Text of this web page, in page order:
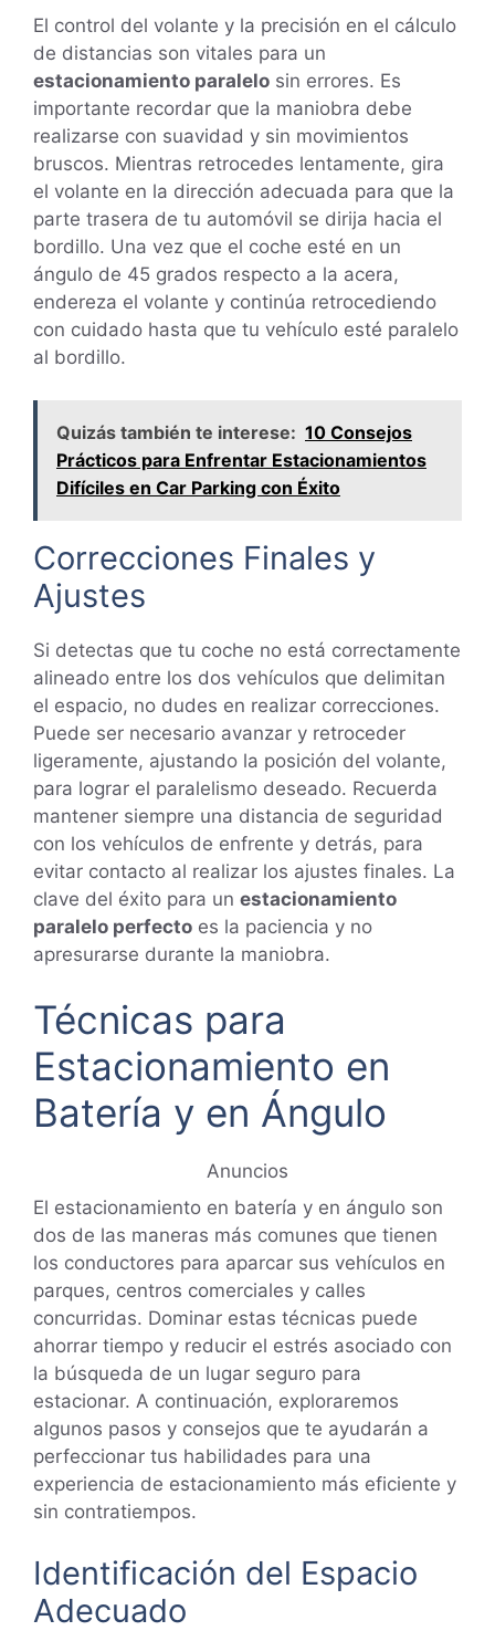
El control del volante y la precisión en el cálculo
de distancias son vitales para un
estacionamiento paralelo sin errores. Es
importante recordar que la maniobra debe
realizarse con suavidad y sin movimientos
bruscos. Mientras retrocedes lentamente, gira
el volante en la dirección adecuada para que la
parte trasera de tu automóvil se dirija hacia el
bordillo. Una vez que el coche esté en un
ángulo de 45 grados respecto a la acera,
endereza el volante y continúa retrocediendo
con cuidado hasta que tu vehículo esté paralelo
al bordillo.
Quizás también te interese: 10 Consejos
Prácticos para Enfrentar Estacionamientos
Difíciles en Car Parking con Éxito
Correcciones Finales y
Ajustes
Si detectas que tu coche no está correctamente
alineado entre los dos vehículos que delimitan
el espacio, no dudes en realizar correcciones.
Puede ser necesario avanzar y retroceder
ligeramente, ajustando la posición del volante,
para lograr el paralelismo deseado. Recuerda
mantener siempre una distancia de seguridad
con los vehículos de enfrente y detrás, para
evitar contacto al realizar los ajustes finales. La
clave del éxito para un estacionamiento
paralelo perfecto es la paciencia y no
apresurarse durante la maniobra.
Técnicas para
Estacionamiento en
Batería y en Ángulo
Anuncios
El estacionamiento en batería y en ángulo son
dos de las maneras más comunes que tienen
los conductores para aparcar sus vehículos en
parques, centros comerciales y calles
concurridas. Dominar estas técnicas puede
ahorrar tiempo y reducir el estrés asociado con
la búsqueda de un lugar seguro para
estacionar. A continuación, exploraremos
algunos pasos y consejos que te ayudarán a
perfeccionar tus habilidades para una
experiencia de estacionamiento más eficiente y
sin contratiempos.
Identificación del Espacio
Adecuado